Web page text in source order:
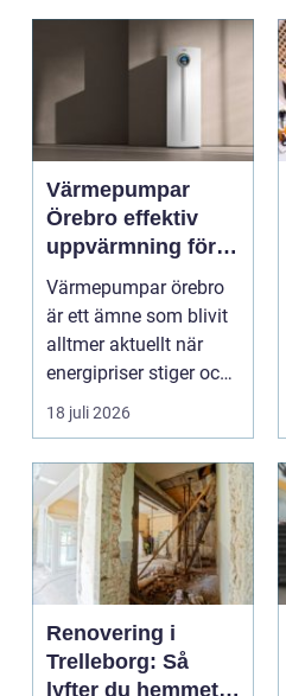
Värmepumpar
Örebro effektiv
uppvärmning för
hus och
fastigheter
Värmepumpar örebro
är ett ämne som blivit
alltmer aktuellt när
energipriser stiger och
fler vill sän...
18 juli 2026
Renovering i
Trelleborg: Så
lyfter du hemmet